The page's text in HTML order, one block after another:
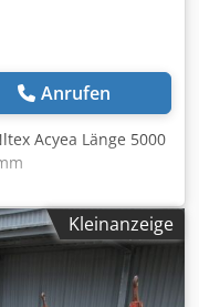
und wurde
erfüllen.
Fahrzeuge
betrug 40.000 Euro,
besonders stabiles
können wir Ihnen
ca. 40.000 €
VB zzgl. MwSt.
Verkauf nur an
vorbehalten.
Anrufen
Acyea Länge 5000
- Lieferbar sofort
Kleinanzeige